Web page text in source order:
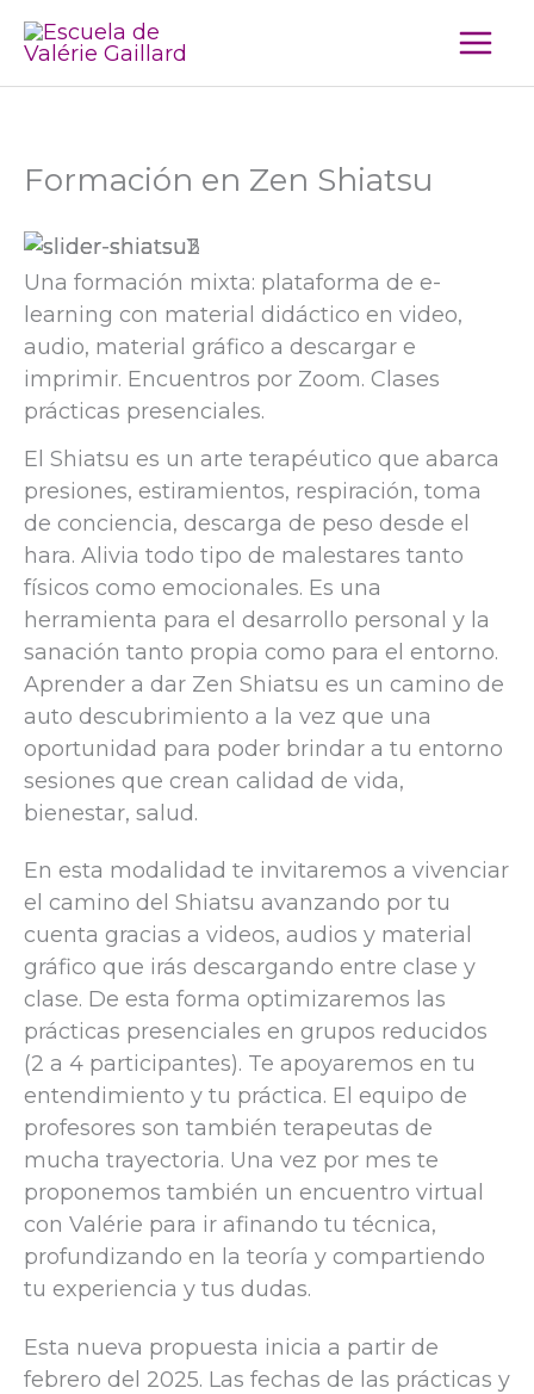
Formación en Zen Shiatsu
Una formación mixta: plataforma de e-
learning con material didáctico en video,
audio, material gráfico a descargar e
imprimir. Encuentros por Zoom. Clases
prácticas presenciales.
El Shiatsu es un arte terapéutico que abarca
presiones, estiramientos, respiración, toma
de conciencia, descarga de peso desde el
hara. Alivia todo tipo de malestares tanto
físicos como emocionales. Es una
herramienta para el desarrollo personal y la
sanación tanto propia como para el entorno.
Aprender a dar Zen Shiatsu es un camino de
auto descubrimiento a la vez que una
oportunidad para poder brindar a tu entorno
sesiones que crean calidad de vida,
bienestar, salud.
En esta modalidad te invitaremos a vivenciar
el camino del Shiatsu avanzando por tu
cuenta gracias a videos, audios y material
gráfico que irás descargando entre clase y
clase. De esta forma optimizaremos las
prácticas presenciales en grupos reducidos
(2 a 4 participantes). Te apoyaremos en tu
entendimiento y tu práctica. El equipo de
profesores son también terapeutas de
mucha trayectoria. Una vez por mes te
proponemos también un encuentro virtual
con Valérie para ir afinando tu técnica,
profundizando en la teoría y compartiendo
tu experiencia y tus dudas.
Esta nueva propuesta inicia a partir de
febrero del 2025. Las fechas de las prácticas y